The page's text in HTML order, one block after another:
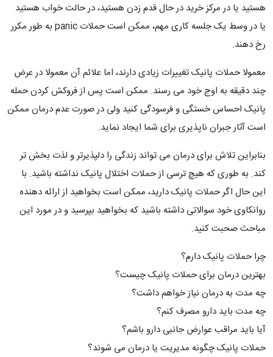
هستید یا در مرکز خرید در حال قدم زدن هستید، در حالت خواب هستید
یا در وسط یک جلسه کاری مهم، ممکن است حملات panic به طور مکرر
رخ دهند.
معمولا حملات پانیک تغییرات زیادی دارند، اما علائم آن معمولا در عرض
چند دقیقه به اوج خود می رسند. ممکن است پس از فروکش کردن حمله
پانیک احساس خستگی و فرسودگی کنید ولی در صورت عدم درمان ممکن
است آثار جبران ناپذیری برای شما ایجاد نماید.
بنابراین تلاش برای درمان می تواند زندگی را دلپذیرتر و لذت بخش تر
کند. به طوری که هیچ ترسی از حملات اختلال پانیک نداشته باشید. با
این حال اگر حملات پانیک دارید، ممکن است بخواهید از ارائه دهنده
روانکاوی خود سوالاتی داشته باشید که بخواهید بپرسید و در مورد این
مباحث صحبت کنید.
چرا حملات پانیک دارم؟
بهترین درمان برای حملات پانیک چیست؟
چه مدت به درمان نیاز خواهم داشت؟
چه مدت باید دارو مصرف کنم؟
آیا باید مراقب عوارض جانبی دارو باشم؟
حملات پانیک چگونه مدیریت یا درمان می شوند؟